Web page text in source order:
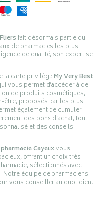
fait désormais partie du
de pharmacies les plus
de qualité, son expertise
la carte privilègeMy Very Best
vous permet d’accéder à de
de produits cosmétiques,
être, proposés par les plus
également de cumuler
des bons d’achat, tout
et des conseils
pharmacie Cayeuxvous
offrant un choix très
sélectionnés avec
équipe de pharmaciens
vous conseiller au quotidien,